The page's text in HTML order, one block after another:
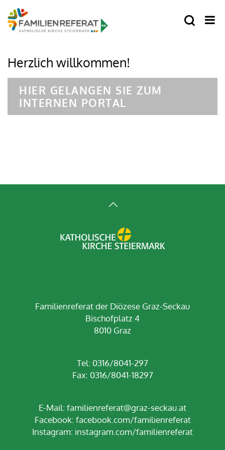
Herzlich willkommen!
HIER GELANGEN SIE ZUM
INTERNEN PORTAL
Familienreferat der Diözese Graz-Seckau
Bischofplatz 4
8010 Graz
Tel: 0316/8041-297
Fax: 0316/8041-18297
E-Mail: familienreferat@graz-seckau.at
Facebook: facebook.com/familienreferat
Instagram: instagram.com/familienreferat